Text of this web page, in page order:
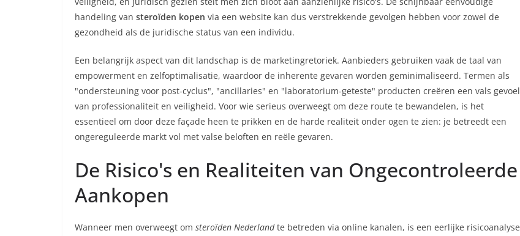
handeling van steroïden kopen via een website kan dus verstrekkende gevolgen hebben voor zowel de
gezondheid als de juridische status van een individu.
Een belangrijk aspect van dit landschap is de marketingretoriek. Aanbieders gebruiken vaak de taal van
empowerment en zelfoptimalisatie, waardoor de inherente gevaren worden geminimaliseerd. Termen als
"ondersteuning voor post-cyclus", "ancillaries" en "laboratorium-geteste" producten creëren een vals gevoel
van professionaliteit en veiligheid. Voor wie serieus overweegt om deze route te bewandelen, is het
essentieel om door deze façade heen te prikken en de harde realiteit onder ogen te zien: je betreedt een
ongereguleerde markt vol met valse beloften en reële gevaren.
De Risico's en Realiteiten van Ongecontroleerde
Aankopen
Wanneer men overweegt om steroïden Nederlandte betreden via online kanalen, is een eerlijke risicoanalyse